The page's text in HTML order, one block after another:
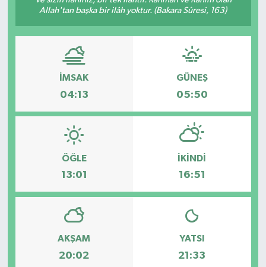
Allah'tan başka bir ilâh yoktur. (Bakara Sûresi, 163)
İMSAK
04:13
GÜNEŞ
05:50
ÖĞLE
13:01
İKINDI
16:51
AKŞAM
20:02
YATSI
21:33
Sinema
Sivil Toplum
Siyaset
Turizm